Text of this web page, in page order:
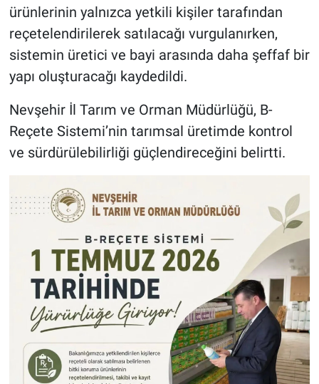
ürünlerinin yalnızca yetkili kişiler tarafından
reçetelendirilerek satılacağı vurgulanırken,
sistemin üretici ve bayi arasında daha şeffaf bir
yapı oluşturacağı kaydedildi.
Nevşehir İl Tarım ve Orman Müdürlüğü, B-
Reçete Sistemi’nin tarımsal üretimde kontrol
ve sürdürülebilirliği güçlendireceğini belirtti.